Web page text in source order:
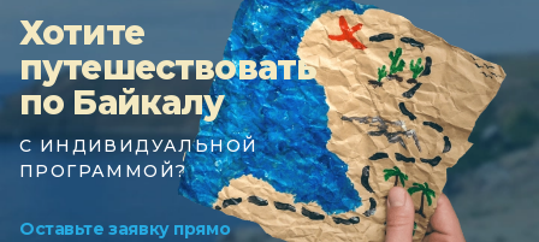
Хотите
путешествовать
по Байкалу
С ИНДИВИДУАЛЬНОЙ
ПРОГРАММОЙ?
Оставьте заявку прямо